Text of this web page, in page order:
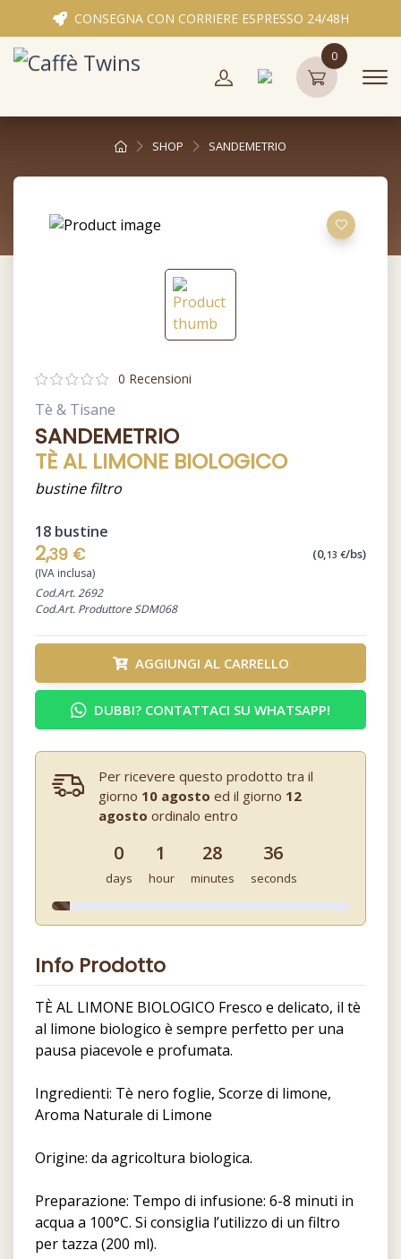
CONSEGNA CON CORRIERE ESPRESSO 24/48H
0
SHOP SANDEMETRIO
0 Recensioni
Tè & Tisane
SANDEMETRIO
TÈ AL LIMONE BIOLOGICO
bustine filtro
18 bustine
2,39 € (0,13 €/bs)
(IVA inclusa)
Cod.Art. 2692
Cod.Art. Produttore SDM068
AGGIUNGI AL CARRELLO
DUBBI? CONTATTACI SU WHATSAPP!
Per ricevere questo prodotto tra il
giorno 10 agosto ed il giorno 12
agosto ordinalo entro
0
days
1
hour
28
minutes
35
seconds
Info Prodotto
TÈ AL LIMONE BIOLOGICO Fresco e delicato, il tè
al limone biologico è sempre perfetto per una
pausa piacevole e profumata.
Ingredienti: Tè nero foglie, Scorze di limone,
Aroma Naturale di Limone
Origine: da agricoltura biologica.
Preparazione: Tempo di infusione: 6-8 minuti in
acqua a 100°C. Si consiglia l’utilizzo di un filtro
per tazza (200 ml).